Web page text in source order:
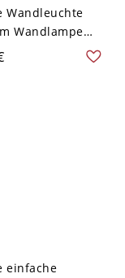
Wandleuchte
Wandlampe
für
- 110V-120V
einfache